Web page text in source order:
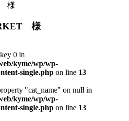
様
様
0 in
kyme/wp/wp-
single.php on line 13
"cat_name" on null in
kyme/wp/wp-
single.php on line 13